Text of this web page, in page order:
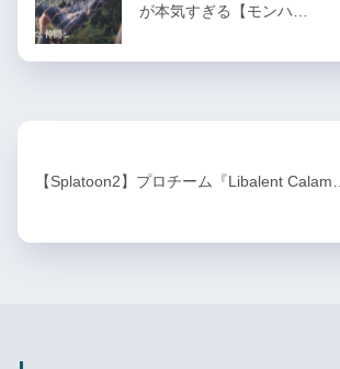
が本気すぎる【モンハ…
【Splatoon2】プロチーム『Libalent Calam…